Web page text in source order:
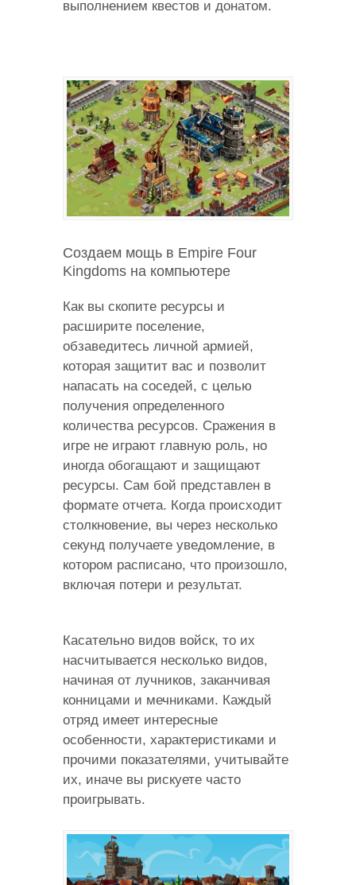
выполнением квестов и донатом.
Создаем мощь в Empire Four
Kingdoms на компьютере
Как вы скопите ресурсы и
расширите поселение,
обзаведитесь личной армией,
которая защитит вас и позволит
напасать на соседей, с целью
получения определенного
количества ресурсов. Сражения в
игре не играют главную роль, но
иногда обогащают и защищают
ресурсы. Сам бой представлен в
формате отчета. Когда происходит
столкновение, вы через несколько
секунд получаете уведомление, в
котором расписано, что произошло,
включая потери и результат.
Касательно видов войск, то их
насчитывается несколько видов,
начиная от лучников, заканчивая
конницами и мечниками. Каждый
отряд имеет интересные
особенности, характеристиками и
прочими показателями, учитывайте
их, иначе вы рискуете часто
проигрывать.